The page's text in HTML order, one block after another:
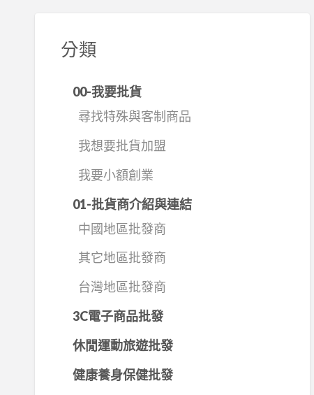
分類
00-我要批貨
尋找特殊與客制商品
我想要批貨加盟
我要小額創業
01-批貨商介紹與連結
中國地區批發商
其它地區批發商
台灣地區批發商
3C電子商品批發
休閒運動旅遊批發
健康養身保健批發